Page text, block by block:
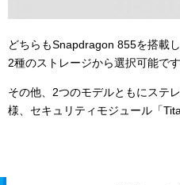
どちらもSnapdragon 855を搭載
2種のストレージから選択可能です
その他、2つのモデルともにステ
様、セキュリティモジュール「